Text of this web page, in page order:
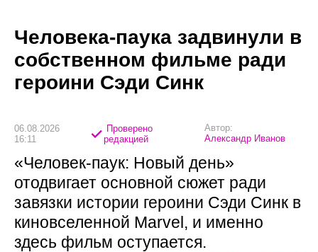
Человека-паука задвинули в
собственном фильме ради
героини Сэди Синк
06.08.2026
16:11
Проверено
редакцией
Автор:
Александр Иванов
«Человек-паук: Новый день»
отодвигает основной сюжет ради
завязки истории героини Сэди Синк в
киновселенной Marvel, и именно
здесь фильм оступается.